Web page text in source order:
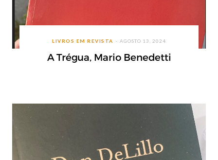
LIVROS EM REVISTA AGOSTO 13, 2024
A Trégua, Mario Benedetti